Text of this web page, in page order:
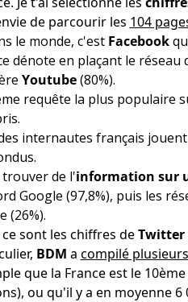
de parcourir les 104
le monde, c'est Facebook
dénote en plaçant le réseau
Youtube(80%).
requête la plus populaire
internautes français
de l'information sur
Google (97,8%), puis les
(26%).
sont les chiffres deTwitter
BDM a compilé
que la France est le
ou qu'il y a en moyenne